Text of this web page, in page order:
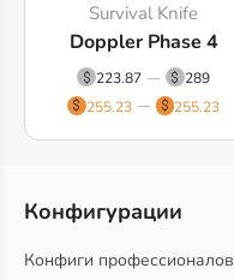
Survival Knife
Doppler Phase 4
223.87
289
255.23
255.23
Конфигурации
Конфиги профессионалов